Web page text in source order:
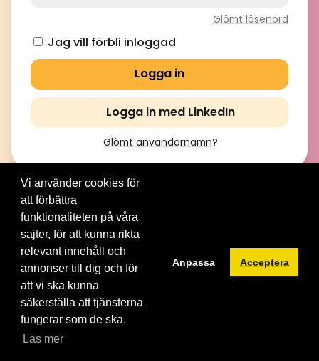
Glömt lösenord
Jag vill förbli inloggad
Logga in med LinkedIn
Glömt användarnamn?
© 2012-2026 Brainville AB. All Rights Reserved. |
tjänsten|Privacy policy
Byt språk:
Vi använder cookies för
att förbättra
funktionaliteten på våra
sajter, för att kunna rikta
relevant innehåll och
annonser till dig och för
att vi ska kunna
säkerställa att tjänsterna
fungerar som de ska.
Läs mer
Anpassa Acceptera